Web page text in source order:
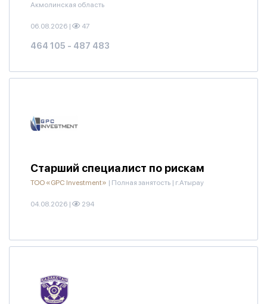
Акмолинская область
06.08.2026 | 47
464 105 - 487 483
Старший специалист по рискам
ТОО «GPC Investment» | Полная занятость | г.Атырау
04.08.2026 | 294